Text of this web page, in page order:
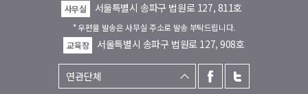
사무실 서울특별시 송파구 법원로 127, 811호
* 우편물 발송은 사무실 주소로 발송 부탁드립니다.
교육장
서울특별시 송파구 법원로 127, 908호